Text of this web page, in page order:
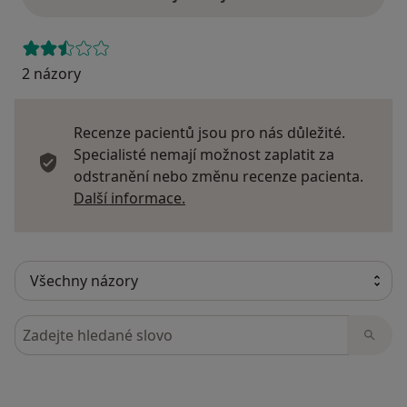
2 názory
Recenze pacientů jsou pro nás důležité.
Specialisté nemají možnost zaplatit za
odstranění nebo změnu recenze pacienta.
Další informace.
Hledejte v názorech